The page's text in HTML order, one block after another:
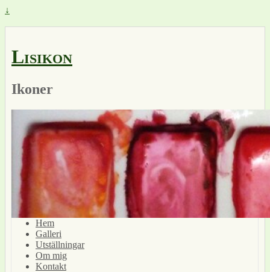
↓
Lisikon
Ikoner
Hem
Galleri
Utställningar
Om mig
Kontakt